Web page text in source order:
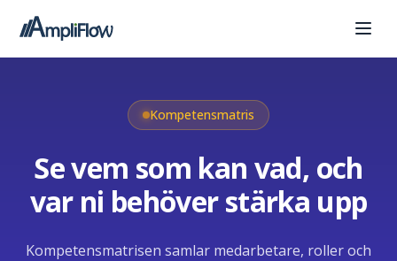
Kompetensmatris
Se vem som kan vad, och
var ni behöver stärka upp
Kompetensmatrisen samlar medarbetare, roller och